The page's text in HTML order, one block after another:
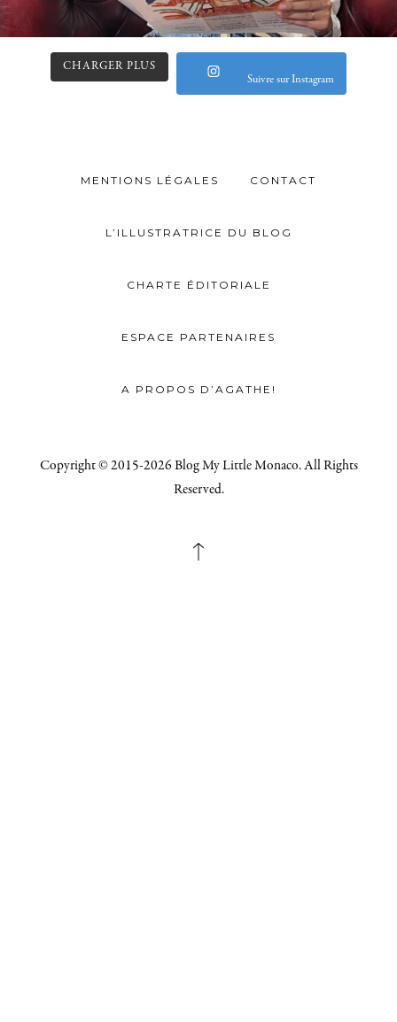
CHARGER PLUS
Suivre sur Instagram
MENTIONS LÉGALES CONTACT
L’ILLUSTRATRICE DU BLOG
CHARTE ÉDITORIALE
ESPACE PARTENAIRES
A PROPOS D’AGATHE!
Copyright © 2015-2026 Blog My Little Monaco. All Rights
Reserved.